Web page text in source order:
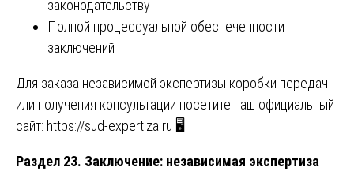
законодательству
Полной процессуальной обеспеченности
заключений
Для заказа независимой экспертизы коробки передач
или получения консультации посетите наш официальный
сайт: https://sud-expertiza.ru 🖥️
Раздел 23. Заключение: независимая экспертиза